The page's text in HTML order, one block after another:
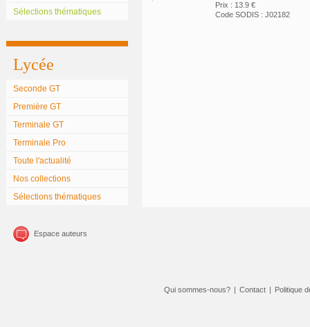
Sélections thématiques
Lycée
Seconde GT
Première GT
Terminale GT
Terminale Pro
Toute l'actualité
Nos collections
Sélections thématiques
Espace auteurs
Prix : 13.9 €
Code SODIS : J02182
Qui sommes-nous? | Contact | Politique